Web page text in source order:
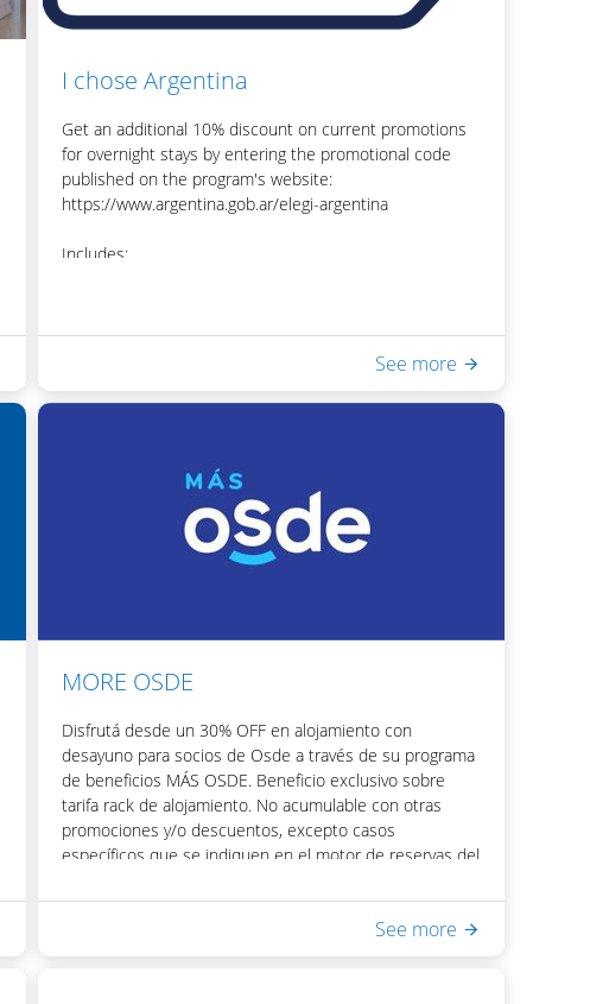
I chose Argentina
Get an additional 10% discount on current promotions
for overnight stays by entering the promotional code
published on the program's website:
https://www.argentina.gob.ar/elegi-argentina
Includes:
Once you have obtained the code, you can access the
See more
MORE OSDE
Disfrutá desde un 30% OFF en alojamiento con
desayuno para socios de Osde a través de su programa
de beneficios MÁS OSDE. Beneficio exclusivo sobre
tarifa rack de alojamiento. No acumulable con otras
promociones y/o descuentos, excepto casos
específicos que se indiquen en el motor de reservas del
Para acceder al beneficio podrás obtener tu código de
See more